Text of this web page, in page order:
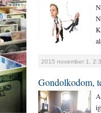
2015 november 1,
Gondolkodom,